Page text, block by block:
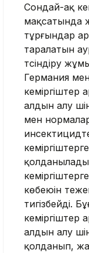
Сондай-ақ
мақсатында
тұрғындар
таралатын
түсіндіру
Германия
кеміргіштер
алдын алу
мен
көбеюін
тигізбейді.
кеміргіштер
алдын алу
қолданып,